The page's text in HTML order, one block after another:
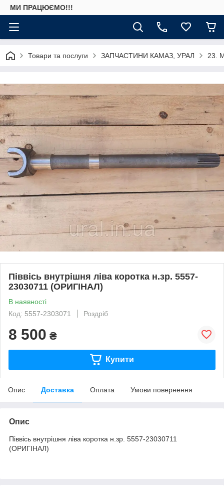
МИ ПРАЦЮЄМО!!!
Товари та послуги ЗАПЧАСТИНИ КАМАЗ, УРАЛ 23.
Піввісь внутрішня ліва коротка н.зр. 5557-
23030711 (ОРИГІНАЛ)
В наявності
Код: 5557-2303071
Роздріб
8 500 ₴
Купити
Опис Доставка Оплата Умови повернення
Опис
Піввісь внутрішня ліва коротка н.зр. 5557-23030711
(ОРИГІНАЛ)